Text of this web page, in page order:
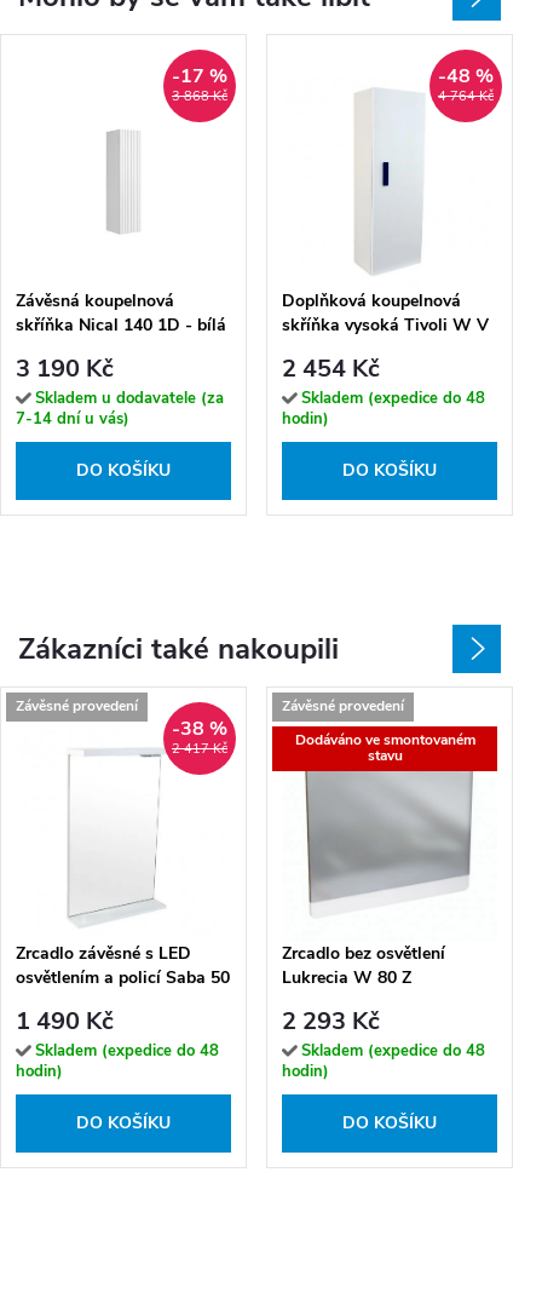
3 868 Kč
-17 %
Závěsná koupelnová
skříňka Nical 140 1D - bílá
3 190 Kč
Skladem u dodavatele (za
7-14 dní u vás)
DO KOŠÍKU
4 764 Kč
-48 %
Doplňková koupelnová
skříňka vysoká Tivoli W V
2 454 Kč
Skladem (expedice do 48
hodin)
DO KOŠÍKU
Zákazníci také nakoupili
2 417 Kč
-38 %
Závěsné provedení
Zrcadlo závěsné s LED
osvětlením a policí Saba 50
1 490 Kč
Skladem (expedice do 48
hodin)
DO KOŠÍKU
Závěsné provedení
Dodáváno ve smontovaném
stavu
Zrcadlo bez osvětlení
Lukrecia W 80 Z
2 293 Kč
Skladem (expedice do 48
hodin)
DO KOŠÍKU